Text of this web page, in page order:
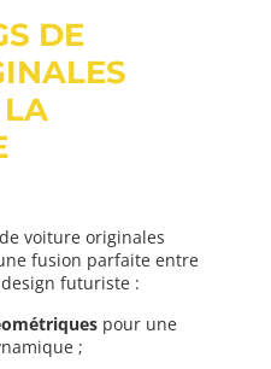
DE
LA
voiture originales
fusion parfaite entre
futuriste :
pour une
;